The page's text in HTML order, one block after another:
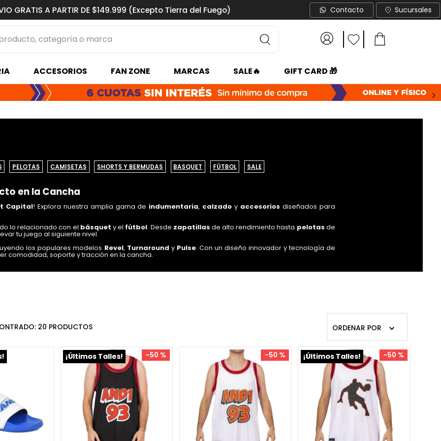
GRATIS A PARTIR DE $149.999 (Excepto Tierra del Fuego) Contacto Sucursales
categoría o marca
ACCESORIOS FAN ZONE MARCAS SALE🔥 GIFT CARD 🎁
PELOTAS CAMISETAS SHORTS Y BERMUDAS BASQUET FÚTBOL SALE
en la Cancha
Capital! Explora nuestra amplia gama de indumentaria, calzado y accesorios diseñados para
lo relacionado con el básquet y el fútbol. Desde zapatillas de alto rendimiento hasta pelotas de
tu juego al siguiente nivel.
los populares modelos Revel, Turnaround y Pulse. Con un diseño innovador y tecnología de
comodidad, soporte y tracción en la cancha.
20 PRODUCTOS ORDENAR POR
-50 %
¡Últimos Talles! -50 % -50 %
¡Últimos Talles!